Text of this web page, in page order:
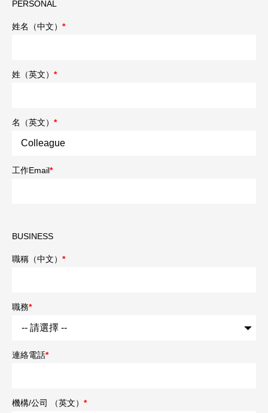
PERSONAL
姓名（中文） *
姓（英文） *
名（英文） *
工作Email*
BUSINESS
職稱（中文） *
職務*
連絡電話*
機構/公司 （英文） *